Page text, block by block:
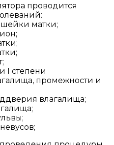
проводится
матки;
I степени
промежности и
влагалища;